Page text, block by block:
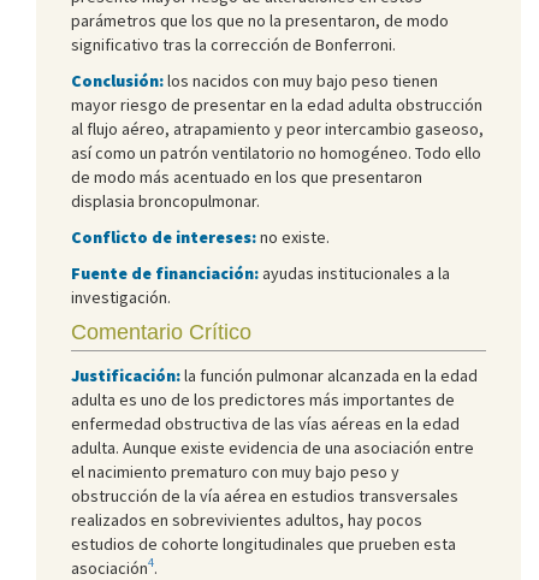
parámetros que los que no la presentaron, de modo
significativo tras la corrección de Bonferroni.
Conclusión:los nacidos con muy bajo peso tienen
mayor riesgo de presentar en la edad adulta obstrucción
al flujo aéreo, atrapamiento y peor intercambio gaseoso,
así como un patrón ventilatorio no homogéneo. Todo ello
de modo más acentuado en los que presentaron
displasia broncopulmonar.
Conflicto de intereses:no existe.
Fuente de financiación:ayudas institucionales a la
investigación.
Comentario Crítico
Justificación:la función pulmonar alcanzada en la edad
adulta es uno de los predictores más importantes de
enfermedad obstructiva de las vías aéreas en la edad
adulta. Aunque existe evidencia de una asociación entre
el nacimiento prematuro con muy bajo peso y
obstrucción de la vía aérea en estudios transversales
realizados en sobrevivientes adultos, hay pocos
estudios de cohorte longitudinales que prueben esta
asociación4.